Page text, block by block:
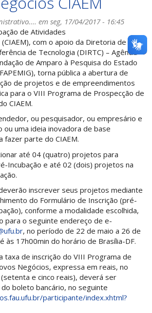
em seg, 17/04/2017 - 16:45
de Atividades
com o apoio da Diretoria de
de Tecnologia (DIRTC) – Agência
de Amparo à Pesquisa do Estado
torna pública a abertura de
de projetos e de empreendimentos
para o VIII Programa de Prospecção de
CIAEM.
ou pesquisador, ou empresário e
uma ideia inovadora de base
fazer parte do CIAEM.
até 04 (quatro) projetos para
Incubação e até 02 (dois) projetos na
inscrever seus projetos mediante
do Formulário de Inscrição (pré-
conforme a modalidade escolhida,
para o seguinte endereço de e-
, no período de 22 de maio a 26 de
às 17h00min do horário de Brasília-DF.
taxa de inscrição do VIII Programa de
Negócios, expressa em reais, no
e cinco reais), deverá ser
boleto bancário, no seguinte
participante/index.xhtml?